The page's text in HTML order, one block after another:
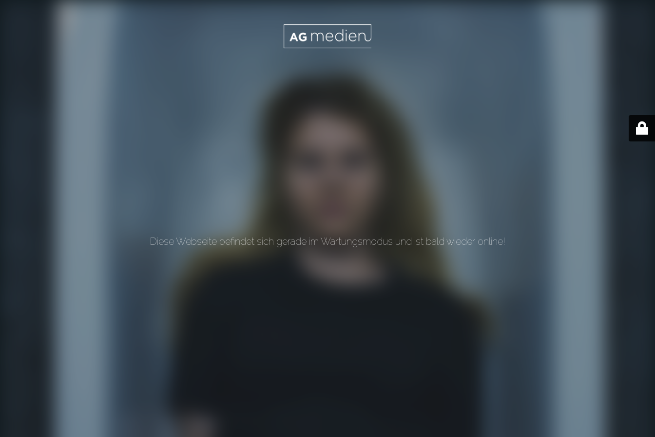
Diese Webseite befindet sich gerade im Wartungsmodus und ist bald wieder online!